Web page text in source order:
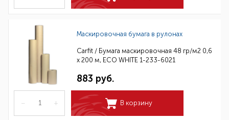
Маскировочная бумага в рулонах
Carfit / Бумага маскировочная 48 гр/м2 0,6
х 200 м, ECO WHITE 1-233-6021
883 руб.
– + В корзину